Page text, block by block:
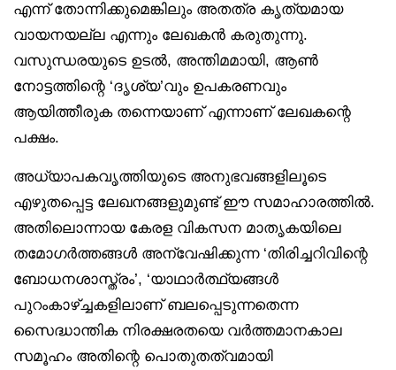
എന്ന് തോന്നിക്കുമെങ്കിലും അതത്ര കൃത്യമായ
വായനയല്ല എന്നും ലേഖകന്‍ കരുതുന്നു.
വസുന്ധരയുടെ ഉടല്‍, അന്തിമമായി, ആണ്‍
നോട്ടത്തിന്റെ ‘ദൃശ്യ’വും ഉപകരണവും
ആയിത്തീരുക തന്നെയാണ് എന്നാണ് ലേഖകന്റെ
പക്ഷം.
അധ്യാപകവൃത്തിയുടെ അനുഭവങ്ങളിലൂടെ
എഴുതപ്പെട്ട ലേഖനങ്ങളുമുണ്ട് ഈ സമാഹാരത്തിൽ.
അതിലൊന്നായ കേരള വികസന മാതൃകയിലെ
തമോഗര്‍ത്തങ്ങള്‍ അന്വേഷിക്കുന്ന ‘തിരിച്ചറിവിന്റെ
ബോധനശാസ്ത്രം’, ‘യാഥാര്‍ത്ഥ്യങ്ങള്‍
പുറംകാഴ്ച്ചകളിലാണ് ബലപ്പെടുന്നതെന്ന
സൈദ്ധാന്തിക നിരക്ഷരതയെ വര്‍ത്തമാനകാല
സമൂഹം അതിന്റെ പൊതുതത്വമായി